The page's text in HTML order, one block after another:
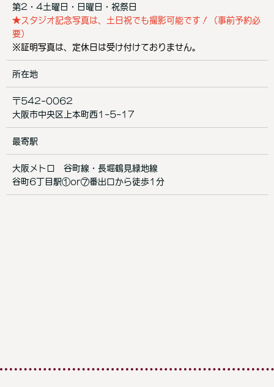
第2・4土曜日・日曜日・祝祭日
★スタジオ記念写真は、土日祝でも撮影可能です！（事前予約必
要）
※証明写真は、定休日は受け付けておりません。
所在地
〒542-0062
大阪市中央区上本町西1-5-17
最寄駅
大阪メトロ 谷町線・長堀鶴見緑地線
谷町6丁目駅①or⑦番出口から徒歩1分